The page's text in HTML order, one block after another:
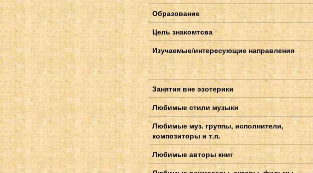
Образование
Цель знакомтсва
Изучаемые/интересующие направления
Занятия вне эзотерики
Любимые стили музыки
Любимые муз. группы, исполнители,
композиторы и т.п.
Любимые авторы книг